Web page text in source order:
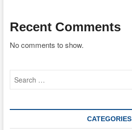
Recent Comments
No comments to show.
CATEGORIES